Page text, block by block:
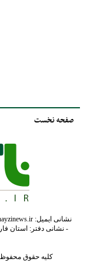
صفحه نخست
- نشانی دفتر: استان
کلیه حقوق محفوظ